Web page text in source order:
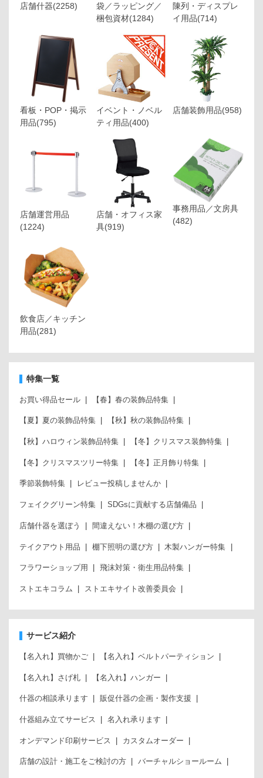
店舗什器(2258)
袋／ラッピング／
梱包資材(1284)
陳列・ディスプレ
イ用品(714)
看板・POP・掲示
用品(795)
イベント・ノベル
ティ用品(400)
店舗装飾用品(958)
店舗運営用品
(1224)
店舗・オフィス家
具(919)
事務用品／文房具
(482)
飲食店／キッチン
用品(281)
特集一覧
お買い得品セール 【春】春の装飾品特集
【夏】夏の装飾品特集 【秋】秋の装飾品特集
【秋】ハロウィン装飾品特集 【冬】クリスマス装飾特集
【冬】クリスマスツリー特集 【冬】正月飾り特集
季節装飾特集 レビュー投稿しませんか
フェイクグリーン特集 SDGsに貢献する店舗備品
店舗什器を選ぼう 間違えない！木棚の選び方
テイクアウト用品 棚下照明の選び方 木製ハンガー特集
フラワーショップ用 飛沫対策・衛生用品特集
ストエキコラム ストエキサイト改善委員会
サービス紹介
【名入れ】買物かご 【名入れ】ベルトパーティション
【名入れ】さげ札 【名入れ】ハンガー
什器の相談承ります 販促什器の企画・製作支援
什器組み立てサービス 名入れ承ります
オンデマンド印刷サービス カスタムオーダー
店舗の設計・施工をご検討の方 バーチャルショールーム